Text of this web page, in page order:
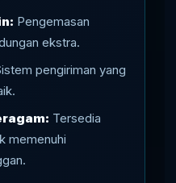
Pengemasan
ekstra.
pengiriman yang
Tersedia
memenuhi